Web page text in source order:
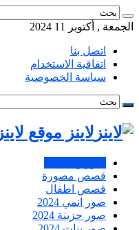
الجمعة , أكتوبر 11 2024
اتصل بنا
اتفاقية الاستخدام
سياسة الخصوصية
لاينز موقع لاينز
قصص مصورة
قصص اطفال
صور انمي 2024
صور حزينة 2024